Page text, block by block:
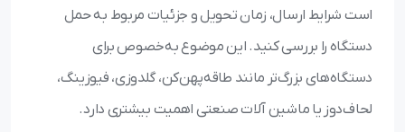
است شرایط ارسال، زمان تحویل و جزئیات مربوط به حمل
دستگاه را بررسی کنید. این موضوع به‌خصوص برای
دستگاه‌های بزرگ‌تر مانند طاقه‌پهن‌کن، گلدوزی، فیوزینگ،
لحاف‌دوز یا ماشین آلات صنعتی اهمیت بیشتری دارد.